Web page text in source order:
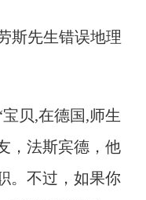
斯先生错误地理
贝,在德国,师生
，法斯宾德，他
。不过，如果你